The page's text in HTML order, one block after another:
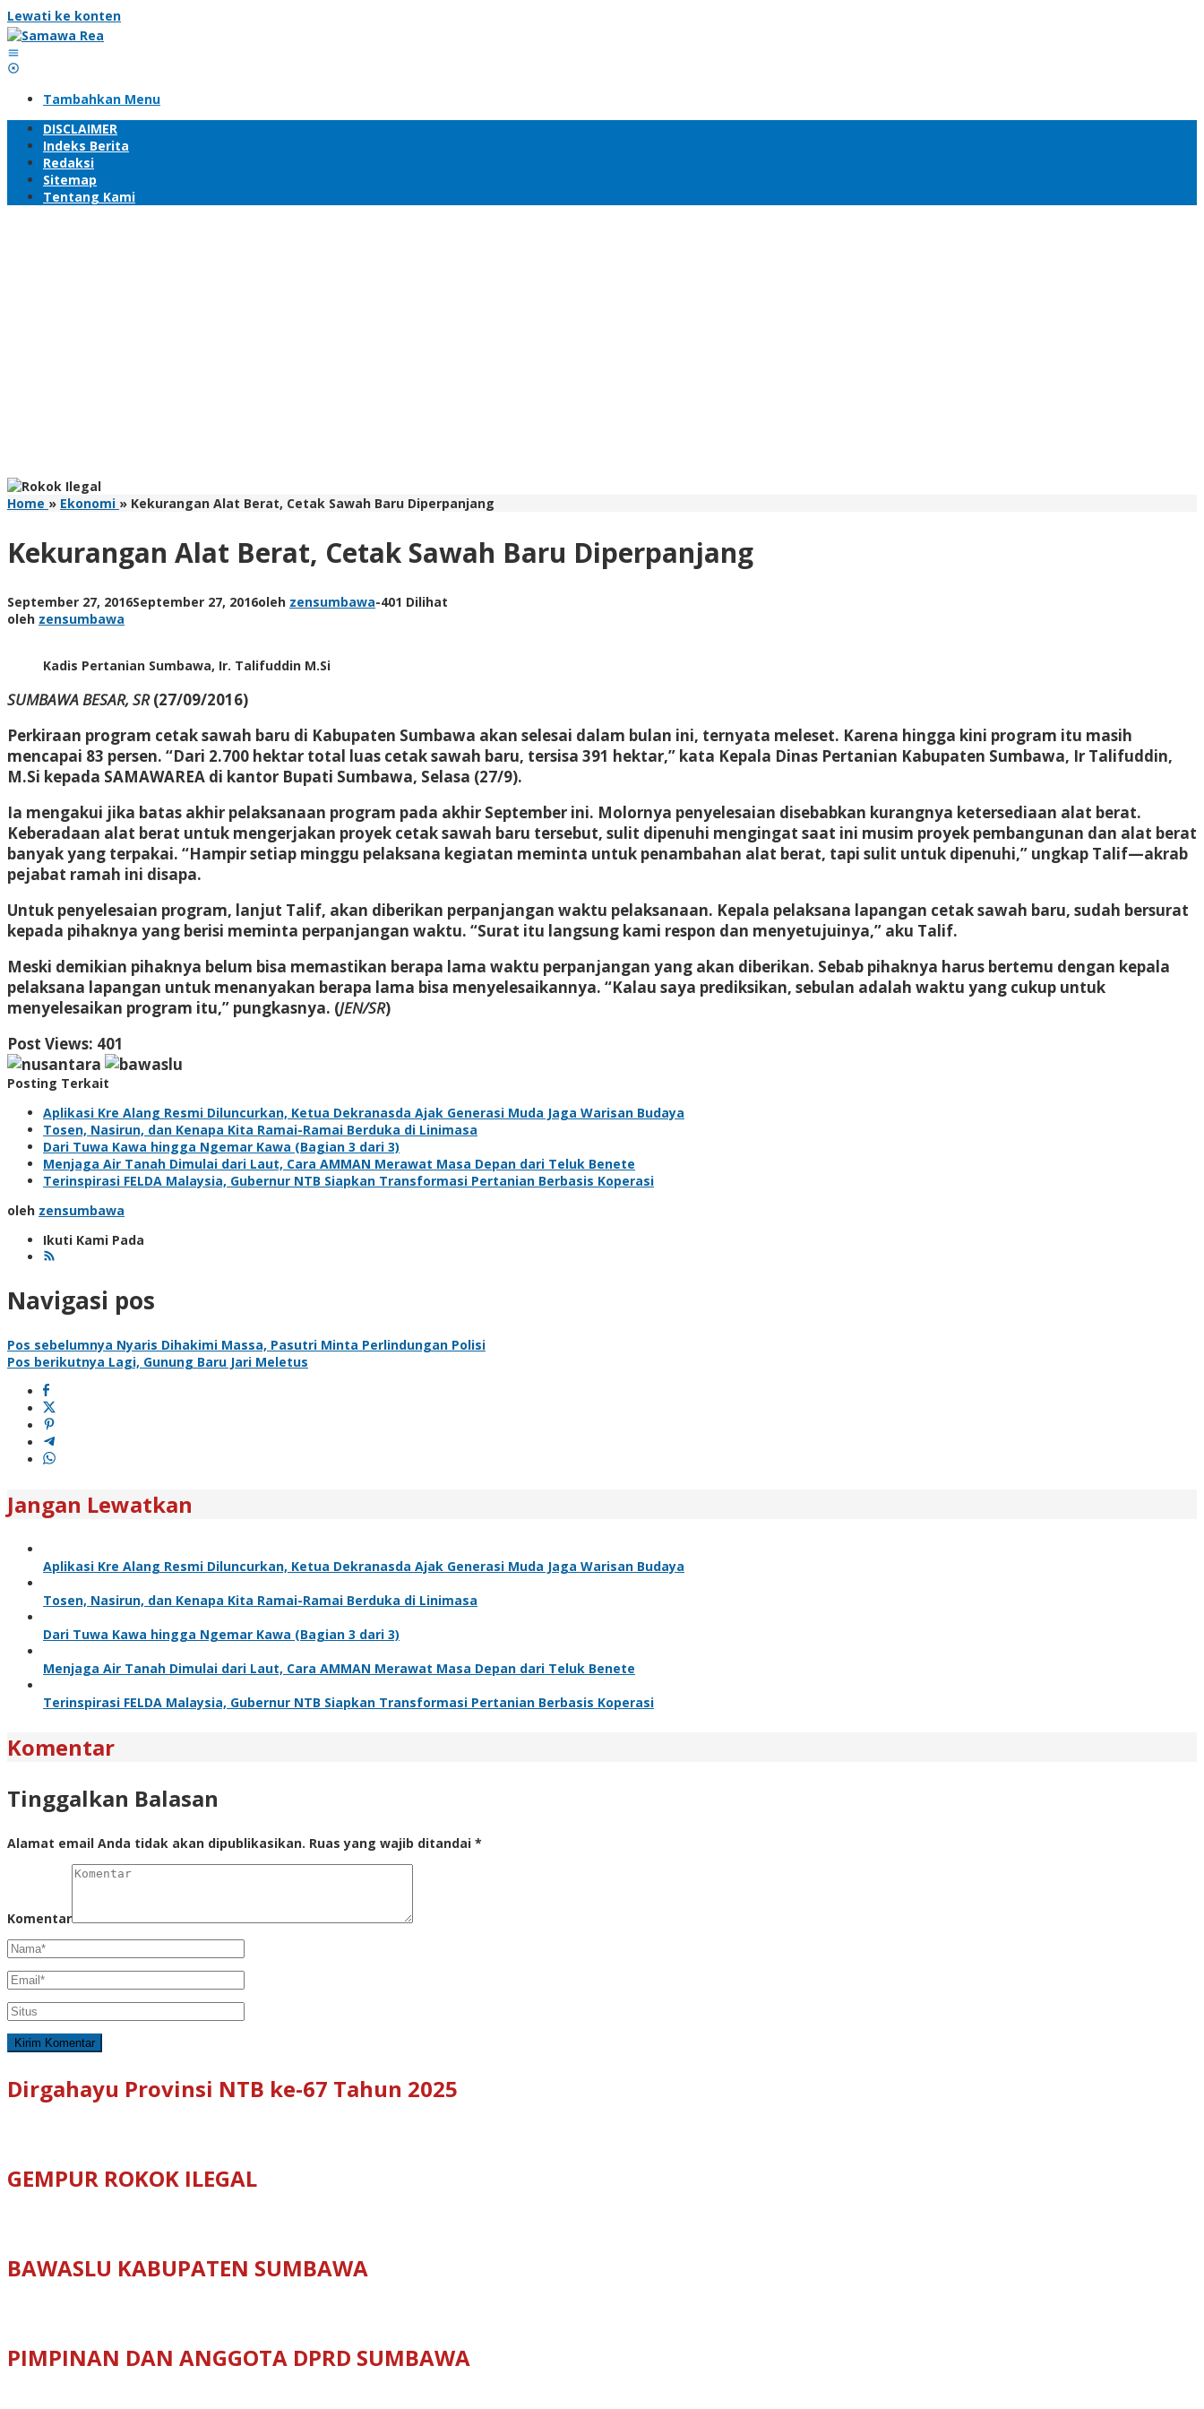
Lewati ke konten
Tambahkan Menu
DISCLAIMER
Indeks Berita
Redaksi
Sitemap
Tentang Kami
Home » Ekonomi » Kekurangan Alat Berat, Cetak Sawah Baru Diperpanjang
Kekurangan Alat Berat, Cetak Sawah Baru Diperpanjang
September 27, 2016September 27, 2016oleh zensumbawa-401 Dilihat
oleh zensumbawa
Kadis Pertanian Sumbawa, Ir. Talifuddin M.Si
SUMBAWA BESAR, SR(27/09/2016)
Perkiraan program cetak sawah baru di Kabupaten Sumbawa akan selesai dalam bulan ini, ternyata meleset. Karena hingga kini program itu masih
mencapai 83 persen. “Dari 2.700 hektar total luas cetak sawah baru, tersisa 391 hektar,” kata Kepala Dinas Pertanian Kabupaten Sumbawa, Ir Talifuddin,
M.Si kepada SAMAWAREA di kantor Bupati Sumbawa, Selasa (27/9).
Ia mengakui jika batas akhir pelaksanaan program pada akhir September ini. Molornya penyelesaian disebabkan kurangnya ketersediaan alat berat.
Keberadaan alat berat untuk mengerjakan proyek cetak sawah baru tersebut, sulit dipenuhi mengingat saat ini musim proyek pembangunan dan alat berat
banyak yang terpakai. “Hampir setiap minggu pelaksana kegiatan meminta untuk penambahan alat berat, tapi sulit untuk dipenuhi,” ungkap Talif—akrab
pejabat ramah ini disapa.
Untuk penyelesaian program, lanjut Talif, akan diberikan perpanjangan waktu pelaksanaan. Kepala pelaksana lapangan cetak sawah baru, sudah bersurat
kepada pihaknya yang berisi meminta perpanjangan waktu. “Surat itu langsung kami respon dan menyetujuinya,” aku Talif.
Meski demikian pihaknya belum bisa memastikan berapa lama waktu perpanjangan yang akan diberikan. Sebab pihaknya harus bertemu dengan kepala
pelaksana lapangan untuk menanyakan berapa lama bisa menyelesaikannya. “Kalau saya prediksikan, sebulan adalah waktu yang cukup untuk
menyelesaikan program itu,” pungkasnya. (JEN/SR)
Post Views: 401
Posting Terkait
Aplikasi Kre Alang Resmi Diluncurkan, Ketua Dekranasda Ajak Generasi Muda Jaga Warisan Budaya
Tosen, Nasirun, dan Kenapa Kita Ramai-Ramai Berduka di Linimasa
Dari Tuwa Kawa hingga Ngemar Kawa (Bagian 3 dari 3)
Menjaga Air Tanah Dimulai dari Laut, Cara AMMAN Merawat Masa Depan dari Teluk Benete
Terinspirasi FELDA Malaysia, Gubernur NTB Siapkan Transformasi Pertanian Berbasis Koperasi
oleh zensumbawa
Ikuti Kami Pada
Navigasi pos
Pos sebelumnya Nyaris Dihakimi Massa, Pasutri Minta Perlindungan Polisi
Pos berikutnya Lagi, Gunung Baru Jari Meletus
Jangan Lewatkan
Aplikasi Kre Alang Resmi Diluncurkan, Ketua Dekranasda Ajak Generasi Muda Jaga Warisan Budaya
Tosen, Nasirun, dan Kenapa Kita Ramai-Ramai Berduka di Linimasa
Dari Tuwa Kawa hingga Ngemar Kawa (Bagian 3 dari 3)
Menjaga Air Tanah Dimulai dari Laut, Cara AMMAN Merawat Masa Depan dari Teluk Benete
Terinspirasi FELDA Malaysia, Gubernur NTB Siapkan Transformasi Pertanian Berbasis Koperasi
Komentar
Tinggalkan Balasan
Alamat email Anda tidak akan dipublikasikan. Ruas yang wajib ditandai *
Komentar
Dirgahayu Provinsi NTB ke-67 Tahun 2025
GEMPUR ROKOK ILEGAL
BAWASLU KABUPATEN SUMBAWA
PIMPINAN DAN ANGGOTA DPRD SUMBAWA